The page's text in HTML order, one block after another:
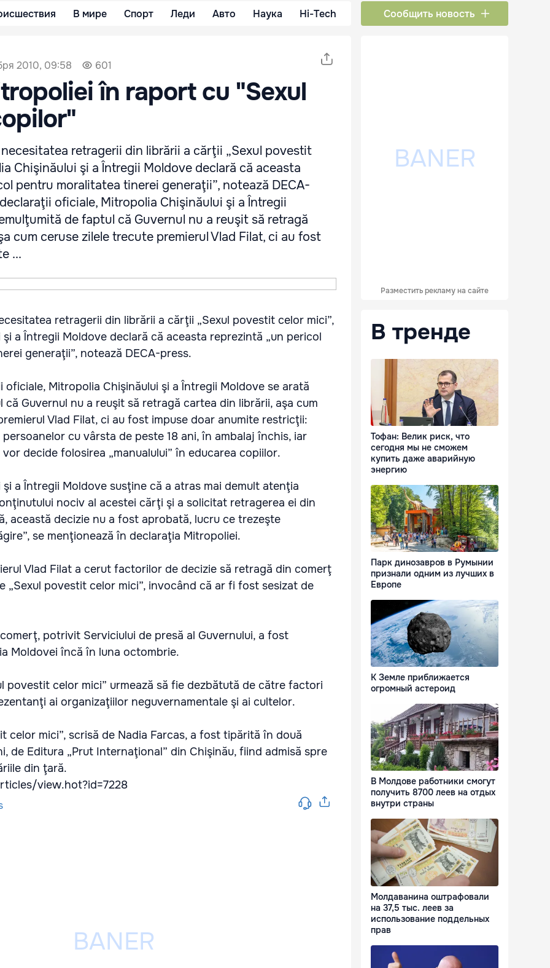
В мире Спорт Леди Авто Наука Hi-Tech Сообщить новость
2010, 09:58 601
în raport cu "Sexul
retragerii din librării a cărţii „Sexul povestit
Chişinăului şi a Întregii Moldove declară că aceasta
pentru moralitatea tinerei generaţii”, notează DECA-
oficiale, Mitropolia Chişinăului şi a Întregii
de faptul că Guvernul nu a reuşit să retragă
cum ceruse zilele trecute premierul Vlad Filat, ci au fost
...
retragerii din librării a cărţii „Sexul povestit celor mici”,
a Întregii Moldove declară că aceasta reprezintă „un pericol
generaţii”, notează DECA-press.
Mitropolia Chişinăului şi a Întregii Moldove se arată
Guvernul nu a reuşit să retragă cartea din librării, aşa cum
Vlad Filat, ci au fost impuse doar anumite restricţii:
cu vârsta de peste 18 ani, în ambalaj închis, iar
decide folosirea „manualului” în educarea copiilor.
a Întregii Moldove susţine că a atras mai demult atenţia
nociv al acestei cărţi şi a solicitat retragerea ei din
această decizie nu a fost aprobată, lucru ce trezeşte
se menţionează în declaraţia Mitropoliei.
Vlad Filat a cerut factorilor de decizie să retragă din comerţ
„Sexul povestit celor mici”, invocând că ar fi fost sesizat de
potrivit Serviciului de presă al Guvernului, a fost
Moldovei încă în luna octombrie.
povestit celor mici” urmează să fie dezbătută de către factori
ai organizaţiilor neguvernamentale şi ai cultelor.
celor mici”, scrisă de Nadia Farcas, a fost tipărită în două
de Editura „Prut Internaţional” din Chişinău, fiind admisă spre
din ţară.
view.hot?id=7228
Разместить рекламу на сайте
В тренде
Тофан: Велик риск, что
сегодня мы не сможем
купить даже аварийную
энергию
Парк динозавров в Румынии
признали одним из лучших в
Европе
К Земле приближается
огромный астероид
В Молдове работники смогут
получить 8700 леев на отдых
внутри страны
Молдаванина оштрафовали
на 37,5 тыс. леев за
использование поддельных
прав